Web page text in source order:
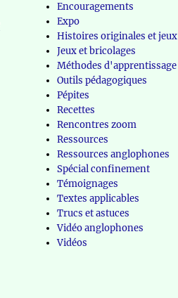
Encouragements
Expo
Histoires originales et jeux
Jeux et bricolages
Méthodes d'apprentissage
Outils pédagogiques
Pépites
Recettes
Rencontres zoom
Ressources
Ressources anglophones
Spécial confinement
Témoignages
Textes applicables
Trucs et astuces
Vidéo anglophones
Vidéos